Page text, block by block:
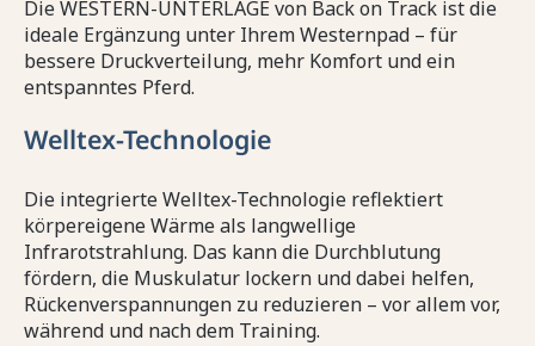
Die WESTERN-UNTERLAGE von Back on Track ist die
ideale Ergänzung unter Ihrem Westernpad – für
bessere Druckverteilung, mehr Komfort und ein
entspanntes Pferd.
Welltex-Technologie
Die integrierte Welltex-Technologie reflektiert
körpereigene Wärme als langwellige
Infrarotstrahlung. Das kann die Durchblutung
fördern, die Muskulatur lockern und dabei helfen,
Rückenverspannungen zu reduzieren – vor allem vor,
während und nach dem Training.